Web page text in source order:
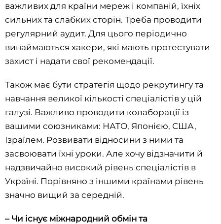
важливих для країни мереж і компаній, їхніх
сильних та слабких сторін. Треба проводити
регулярний аудит. Для цього періодично
винаймаються хакери, які мають протестувати
захист і надати свої рекомендації.
Також має бути стратегія щодо рекрутингу та
навчання великої кількості спеціалістів у цій
галузі. Важливо проводити колаборації із
вашими союзниками: НАТО, Японією, США,
Ізраїлем. Розвивати відносини з ними та
засвоювати їхні уроки. Але хочу відзначити й
надзвичайно високий рівень спеціалістів в
Україні. Порівняно з іншими країнами рівень
значно вищий за середній.
– Чи існує міжнародний обмін та